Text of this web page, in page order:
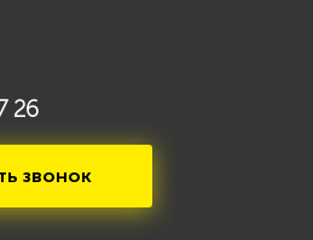
26
звонок